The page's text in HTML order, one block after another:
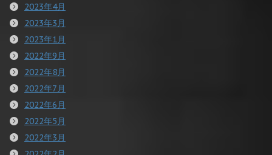
2023年4月
2023年3月
2023年1月
2022年9月
2022年8月
2022年7月
2022年6月
2022年5月
2022年3月